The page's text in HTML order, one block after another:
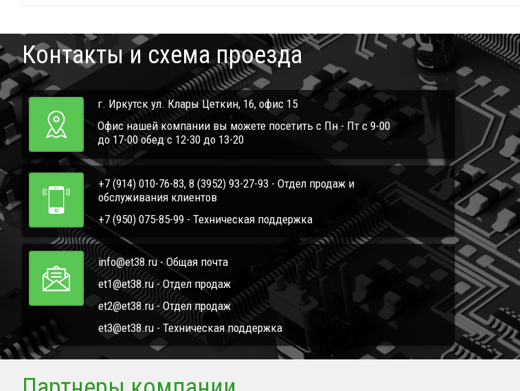
Контакты и схема проезда
г. Иркутск ул. Клары Цеткин, 16, офис 15
Офис нашей компании вы можете посетить с Пн - Пт с 9-00
до 17-00 обед с 12-30 до 13-20
+7 (914) 010-76-83, 8 (3952) 93-27-93 - Отдел продаж и
обслуживания клиентов
+7 (950) 075-85-99 - Техническая поддержка
info@et38.ru - Общая почта
et1@et38.ru - Отдел продаж
et2@et38.ru - Отдел продаж
et3@et38.ru - Техническая поддержка